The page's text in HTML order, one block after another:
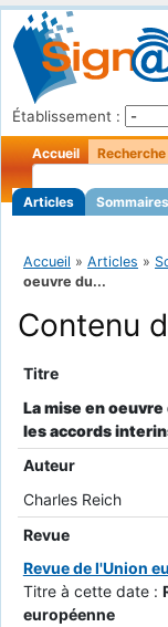
Établissement :
Accueil Recherche
Articles Sommaires
Accueil » Articles »
oeuvre du...
Contenu
Titre
La mise en
les accords
Auteur
Charles Reich
Revue
Revue de l'Union
Titre à cette date :
européenne